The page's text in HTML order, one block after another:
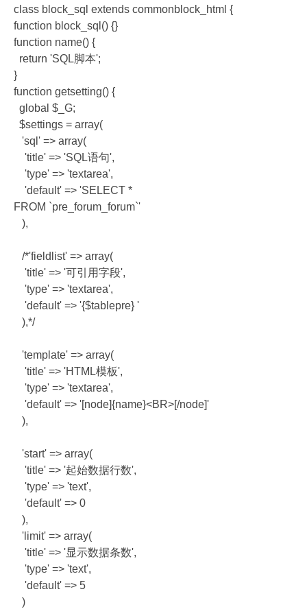
class block_sql extends commonblock_html {
function block_sql() {}
function name() {
return 'SQL脚本';
}
function getsetting() {
global $_G;
$settings = array(
'sql' => array(
'title' => 'SQL语句',
'type' => 'textarea',
'default' => 'SELECT *
FROM `pre_forum_forum`'
),
/*'fieldlist' => array(
'title' => '可引用字段',
'type' => 'textarea',
'default' => '{$tablepre} '
),*/
'template' => array(
'title' => 'HTML模板',
'type' => 'textarea',
'default' => '[node]{name}<BR>[/node]'
),
'start' => array(
'title' => '起始数据行数',
'type' => 'text',
'default' => 0
),
'limit' => array(
'title' => '显示数据条数',
'type' => 'text',
'default' => 5
)